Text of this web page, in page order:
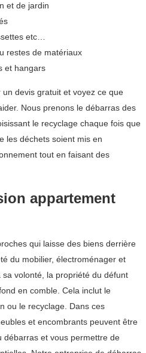
et de jardin
etc…
restes de matériaux
et hangars
devis gratuit et voyez ce que
Nous prenons le débarras des
le recyclage chaque fois que
les déchets soient mis en
tout en faisant des
appartement
qui laisse des biens derrière
du mobilier, électroménager et
volonté, la propriété du défunt
en comble. Cela inclut le
ou le recyclage. Dans ces
et encombrants peuvent être
débarras et vous permettre de